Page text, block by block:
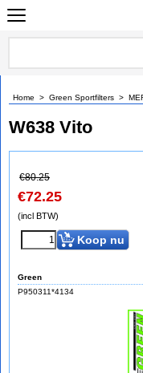
Home > Green Sportfilters >
W638 Vito
€80.25
€72.25
(incl BTW)
Koop nu
Green
P950311*4134